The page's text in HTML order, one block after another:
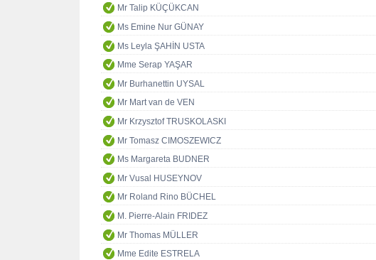
Mr Talip KÜÇÜKCAN
Ms Emine Nur GÜNAY
Ms Leyla ŞAHİN USTA
Mme Serap YAŞAR
Mr Burhanettin UYSAL
Mr Mart van de VEN
Mr Krzysztof TRUSKOLASKI
Mr Tomasz CIMOSZEWICZ
Ms Margareta BUDNER
Mr Vusal HUSEYNOV
Mr Roland Rino BÜCHEL
M. Pierre-Alain FRIDEZ
Mr Thomas MÜLLER
Mme Edite ESTRELA